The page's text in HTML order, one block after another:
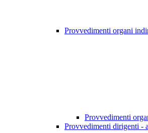
Provvedimenti organi
Provvedimenti
Provvedimenti dirigenti -